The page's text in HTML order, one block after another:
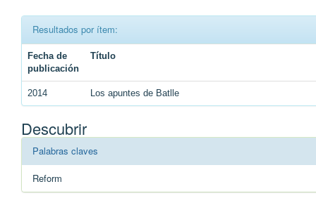
Resultados por ítem:
Fecha de
publicación
Título
2014 Los apuntes de Batlle
Descubrir
Palabras claves
Reform